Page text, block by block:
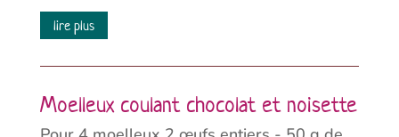
lire plus
Moelleux coulant chocolat et noisette